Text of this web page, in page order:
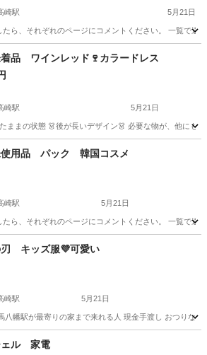
崎駅 5月21日
ら、それぞれのページにコメントください。 一覧で
着品 ワインレッド🍷カラードレス
崎駅 5月21日
まの状態 👗後が長いデザイン👗 必要な物が、他にも
ワンピース 新品
使用品 パック 韓国コスメ
崎駅 5月21日
ら、それぞれのページにコメントください。 一覧で
ネイル 韓国コスメ
刃 キッズ服💜可愛い
崎駅 5月21日
八幡駅が最寄りの家まで来れる人 現金手渡し おつりな
その他
ェル 家電